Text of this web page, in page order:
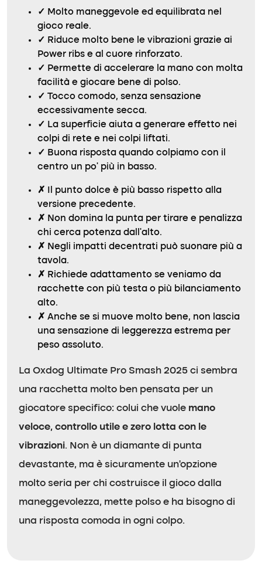
✓ Molto maneggevole ed equilibrata nel
gioco reale.
✓ Riduce molto bene le vibrazioni grazie ai
Power ribs e al cuore rinforzato.
✓ Permette di accelerare la mano con molta
facilità e giocare bene di polso.
✓ Tocco comodo, senza sensazione
eccessivamente secca.
✓ La superficie aiuta a generare effetto nei
colpi di rete e nei colpi liftati.
✓ Buona risposta quando colpiamo con il
centro un po’ più in basso.
✗
Il punto dolce è più basso rispetto alla
versione precedente.
✗ Non domina la punta per tirare e penalizza
chi cerca potenza dall’alto.
✗ Negli impatti decentrati può suonare più a
tavola.
✗ Richiede adattamento se veniamo da
racchette con più testa o più bilanciamento
alto.
✗ Anche se si muove molto bene, non lascia
una sensazione di leggerezza estrema per
peso assoluto.
La Oxdog Ultimate Pro Smash 2025 ci sembra
una racchetta molto ben pensata per un
giocatore specifico: colui che vuole mano
veloce, controllo utile e zero lotta con le
vibrazioni. Non è un diamante di punta
devastante, ma è sicuramente un’opzione
molto seria per chi costruisce il gioco dalla
maneggevolezza, mette polso e ha bisogno di
una risposta comoda in ogni colpo.